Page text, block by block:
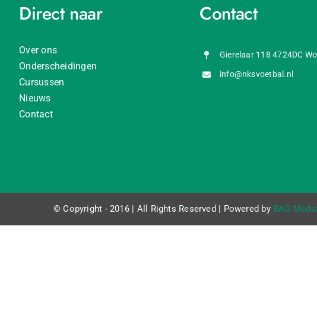
Direct naar
Over ons
Onderscheidingen
Cursussen
Nieuws
Contact
Contact
Gierelaar 118 4724DC
info@nksvoetbal.nl
© Copyright - 2016 | All Rights Reserved | Powered by BAG Media